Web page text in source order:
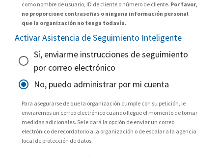
como nombre de usuario, ID de cliente o número de cliente. Por favor,
no proporcione contraseñas o ninguna información personal
que la organización no tenga todavía.
Activar Asistencia de Seguimiento Inteligente
Sí, enviarme instrucciones de seguimiento
por correo electrónico
No, puedo administrar por mi cuenta
Para asegurarse de que la organización cumple con su petición, le
enviaremos un correo electrónico cuando llegue el momento de tomar
medidas adicionales. Se le dará la opción de enviar un correo
electrónico de recordatorio a la organización o de escalar a la agencia
local de protección de datos.